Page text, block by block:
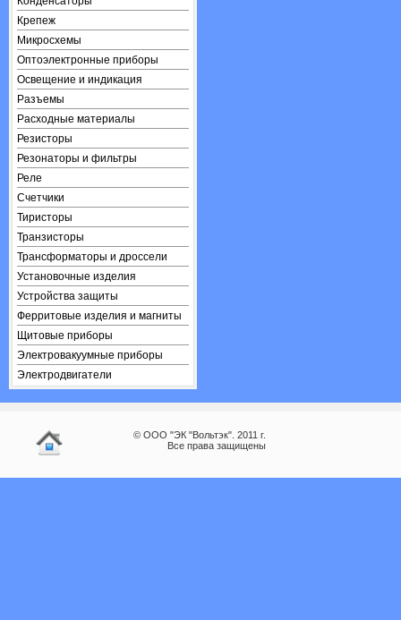
Крепеж
Микросхемы
Оптоэлектронные приборы
Освещение и индикация
Разъемы
Расходные материалы
Резисторы
Резонаторы и фильтры
Реле
Счетчики
Тиристоры
Транзисторы
Трансформаторы и дроссели
Установочные изделия
Устройства защиты
Ферритовые изделия и магниты
Щитовые приборы
Электровакуумные приборы
Электродвигатели
© ООО "ЭК "Вольтэк". 2011 г.
Все права защищены